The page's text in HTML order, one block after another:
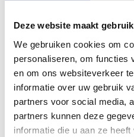
Deze website maakt
We gebruiken cookies om
personaliseren, om functies
en om ons websiteverkeer
informatie over uw gebruik
partners voor social media,
partners kunnen deze
informatie die u aan ze